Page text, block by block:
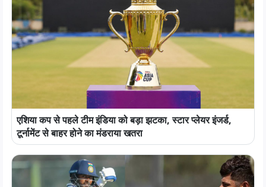
एशिया कप से पहले टीम इंडिया को बड़ा झटका, स्टार प्लेयर इंजर्ड,
टूर्नामेंट से बाहर होने का मंडराया खतरा